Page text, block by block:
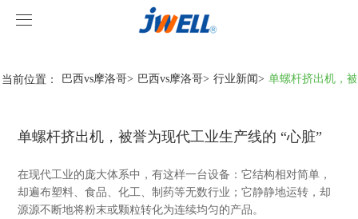
巴西vs摩洛哥
产品中心
挤出机系列
案例视频
当前位置： 巴西vs摩洛哥> 巴西vs摩洛哥> 行业新闻> 单螺杆挤出机，
单螺杆挤出机，被誉为现代工业生产线的 “心脏”
在现代工业的庞大体系中，有这样一台设备：它结构相对简单，
却遍布塑料、食品、化工、制药等无数行业；它静静地运转，却
源源不断地将粉末或颗粒转化为连续均匀的产品。